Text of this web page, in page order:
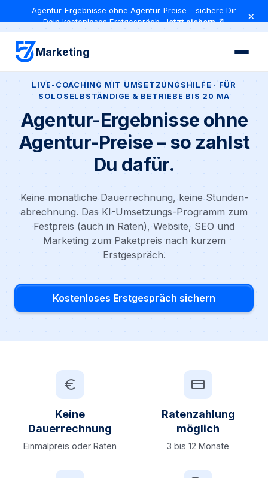
Agentur-Ergebnisse ohne Agentur-Preise – sichere Dir
Dein kostenloses ErstgesprächJetzt sichern ↗ ×
Marketing
LIVE-COACHING MIT UMSETZUNGSHILFE · FÜR
SOLOSELBSTÄNDIGE & BETRIEBE BIS 20 MA
Agentur-Ergebnisse ohne
Agentur-Preise – so zahlst
Du dafür.
Keine monatliche Dauerrechnung, keine Stunden­
abrechnung. Das KI-Umsetzungs-Programm zum
Festpreis (auch in Raten), Website, SEO und
Marketing zum Paketpreis nach kurzem
Erstgespräch.
Kostenloses Erstgespräch sichern
Keine
Dauerrechnung
Einmalpreis oder Raten
Ratenzahlung
möglich
3 bis 12 Monate